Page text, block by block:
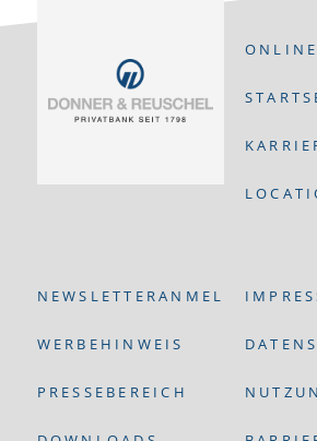
NEWSLETTERANMELDUNG
WERBEHINWEIS
PRESSEBEREICH